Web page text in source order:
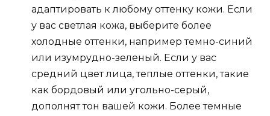
адаптировать к любому оттенку кожи. Если
у вас светлая кожа, выберите более
холодные оттенки, например темно-синий
или изумрудно-зеленый. Если у вас
средний цвет лица, теплые оттенки, такие
как бордовый или угольно-серый,
дополнят тон вашей кожи. Более темные